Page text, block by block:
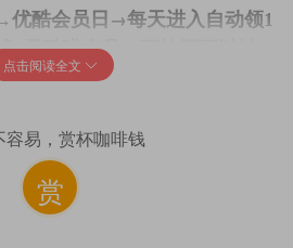
优酷会员日 →每天进入自动领1
2天酷喵会员，下拉还可以抽10
点击阅读全文
容易，赏杯咖啡钱
赏